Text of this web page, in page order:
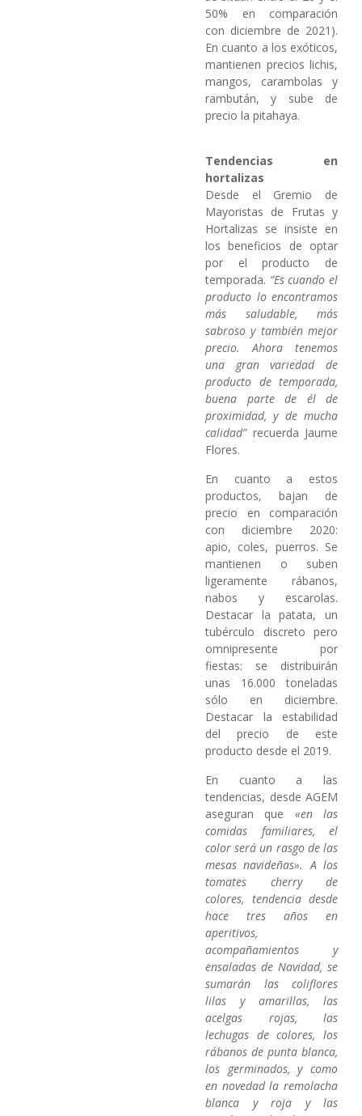
50% en comparación
con diciembre de 2021).
En cuanto a los exóticos,
mantienen precios lichis,
mangos, carambolas y
rambután, y sube de
precio la pitahaya.
Tendencias en
hortalizas
Desde el Gremio de
Mayoristas de Frutas y
Hortalizas se insiste en
los beneficios de optar
por el producto de
temporada. “Es cuando el
producto lo encontramos
más saludable, más
sabroso y también mejor
precio. Ahora tenemos
una gran variedad de
producto de temporada,
buena parte de él de
proximidad, y de mucha
calidad”recuerda Jaume
Flores.
En cuanto a estos
productos, bajan de
precio en comparación
con diciembre 2020:
apio, coles, puerros. Se
mantienen o suben
ligeramente rábanos,
nabos y escarolas.
Destacar la patata, un
tubérculo discreto pero
omnipresente por
fiestas: se distribuirán
unas 16.000 toneladas
sólo en diciembre.
Destacar la estabilidad
del precio de este
producto desde el 2019.
En cuanto a las
tendencias, desde AGEM
aseguran que «en las
comidas familiares, el
color será un rasgo de las
mesas navideñas». A los
tomates cherry de
colores, tendencia desde
hace tres años en
aperitivos,
acompañamientos y
ensaladas de Navidad, se
sumarán las coliflores
lilas y amarillas, las
acelgas rojas, las
lechugas de colores, los
rábanos de punta blanca,
los germinados, y como
en novedad la remolacha
blanca y roja y las